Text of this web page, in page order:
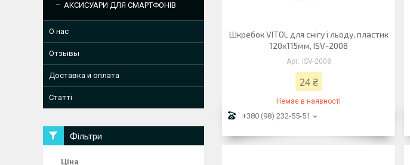
Шкребок VITOL для снігу і льоду, пластик
120x115мм, ISV-2008
ISV-2008
24 ₴
Немає в наявності
+380 (98) 232-55-51
АКСИСУАРИ ДЛЯ СМАРТФОНІВ
О нас
Отзывы
Доставка и оплата
Статті
Фільтри
Ціна